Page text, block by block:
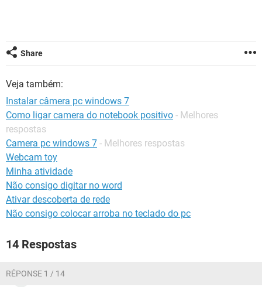
Share
Veja também:
Instalar câmera pc windows 7
Como ligar camera do notebook positivo - Melhores
respostas
Camera pc windows 7 - Melhores respostas
Webcam toy
Minha atividade
Não consigo digitar no word
Ativar descoberta de rede
Não consigo colocar arroba no teclado do pc
14 Respostas
RÉPONSE 1 / 14